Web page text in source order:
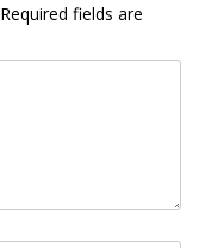
Required fields are